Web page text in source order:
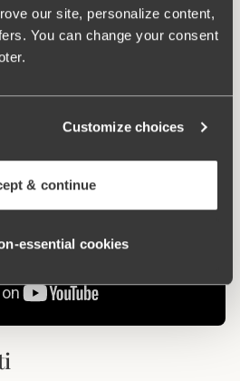
our site, personalize content,
You can change your consent
Customize choices
& continue
cookies